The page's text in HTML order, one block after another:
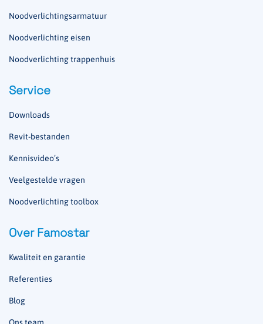
Noodverlichtingsarmatuur
Noodverlichting eisen
Noodverlichting trappenhuis
Service
Downloads
Revit-bestanden
Kennisvideo’s
Veelgestelde vragen
Noodverlichting toolbox
Over Famostar
Kwaliteit en garantie
Referenties
Blog